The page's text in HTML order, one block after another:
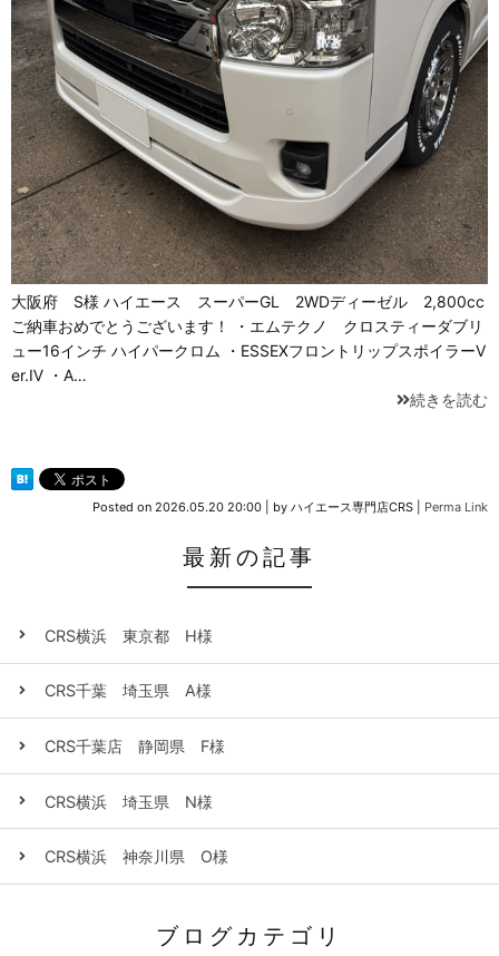
大阪府 S様 ハイエース スーパーGL 2WDディーゼル 2,800cc
ご納車おめでとうございます！ ・エムテクノ クロスティーダブリ
ュー16インチ ハイパークロム ・ESSEXフロントリップスポイラーV
er.Ⅳ ・A…
続きを読む
Posted on 2026.05.20 20:00 by ハイエース専門店CRS Perma Link
最新の記事
CRS横浜 東京都 H様
CRS千葉 埼玉県 A様
CRS千葉店 静岡県 F様
CRS横浜 埼玉県 N様
CRS横浜 神奈川県 O様
ブログカテゴリ